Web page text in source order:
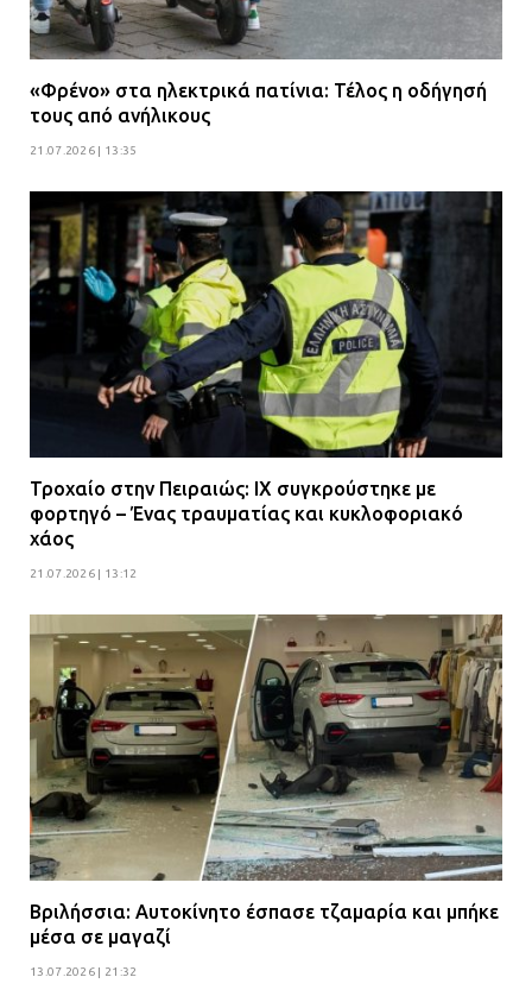
«Φρένο» στα ηλεκτρικά πατίνια: Τέλος η οδήγησή
τους από ανήλικους
21.07.2026 | 13:35
Τροχαίο στην Πειραιώς: ΙΧ συγκρούστηκε με
φορτηγό – Ένας τραυματίας και κυκλοφοριακό
χάος
21.07.2026 | 13:12
Βριλήσσια: Αυτοκίνητο έσπασε τζαμαρία και μπήκε
μέσα σε μαγαζί
13.07.2026 | 21:32